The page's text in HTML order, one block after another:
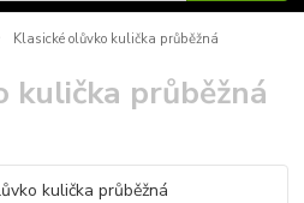
Klasické olůvko kulička průběžná
kulička průběžná